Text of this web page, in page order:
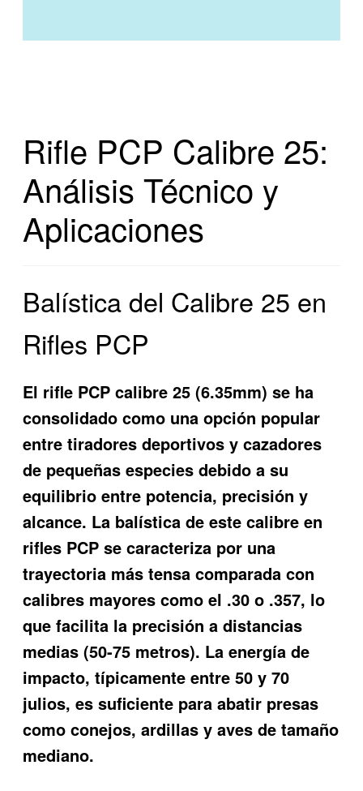
Rifle PCP Calibre 25:
Análisis Técnico y
Aplicaciones
Balística del Calibre 25 en
Rifles PCP
El rifle PCP calibre 25 (6.35mm) se ha
consolidado como una opción popular
entre tiradores deportivos y cazadores
de pequeñas especies debido a su
equilibrio entre potencia, precisión y
alcance. La balística de este calibre en
rifles PCP se caracteriza por una
trayectoria más tensa comparada con
calibres mayores como el .30 o .357, lo
que facilita la precisión a distancias
medias (50-75 metros). La energía de
impacto, típicamente entre 50 y 70
julios, es suficiente para abatir presas
como conejos, ardillas y aves de tamaño
mediano.